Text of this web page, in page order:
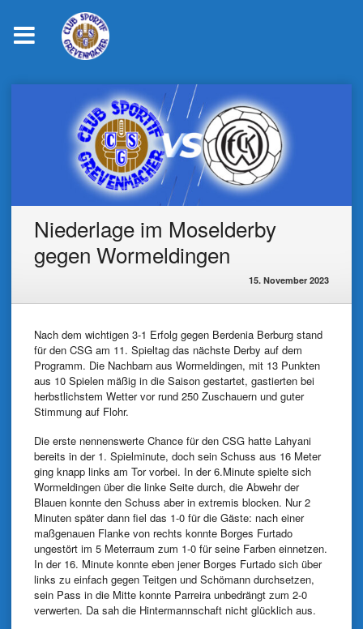
Niederlage im Moselderby
gegen Wormeldingen
15. November 2023
Nach dem wichtigen 3-1 Erfolg gegen Berdenia Berburg stand
für den CSG am 11. Spieltag das nächste Derby auf dem
Programm. Die Nachbarn aus Wormeldingen, mit 13 Punkten
aus 10 Spielen mäßig in die Saison gestartet, gastierten bei
herbstlichstem Wetter vor rund 250 Zuschauern und guter
Stimmung auf Flohr.
Die erste nennenswerte Chance für den CSG hatte Lahyani
bereits in der 1. Spielminute, doch sein Schuss aus 16 Meter
ging knapp links am Tor vorbei. In der 6.Minute spielte sich
Wormeldingen über die linke Seite durch, die Abwehr der
Blauen konnte den Schuss aber in extremis blocken. Nur 2
Minuten später dann fiel das 1-0 für die Gäste: nach einer
maßgenauen Flanke von rechts konnte Borges Furtado
ungestört im 5 Meterraum zum 1-0 für seine Farben einnetzen.
In der 16. Minute konnte eben jener Borges Furtado sich über
links zu einfach gegen Teitgen und Schömann durchsetzen,
sein Pass in die Mitte konnte Parreira unbedrängt zum 2-0
verwerten. Da sah die Hintermannschaft nicht glücklich aus.